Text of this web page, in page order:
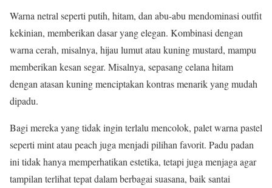
Warna netral seperti putih, hitam, dan abu-abu mendominasi outfit
kekinian, memberikan dasar yang elegan. Kombinasi dengan
warna cerah, misalnya, hijau lumut atau kuning mustard, mampu
memberikan kesan segar. Misalnya, sepasang celana hitam
dengan atasan kuning menciptakan kontras menarik yang mudah
dipadu.
Bagi mereka yang tidak ingin terlalu mencolok, palet warna pastel
seperti mint atau peach juga menjadi pilihan favorit. Padu padan
ini tidak hanya memperhatikan estetika, tetapi juga menjaga agar
tampilan terlihat tepat dalam berbagai suasana, baik santai